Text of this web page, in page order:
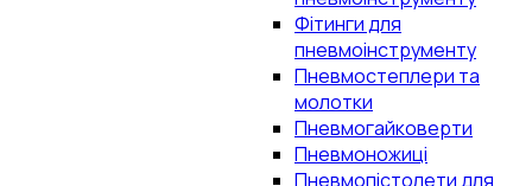
Фітинги для
пневмоінструменту
Пневмостеплери та
молотки
Пневмогайковерти
Пневмоножиці
Пневмопістолети для